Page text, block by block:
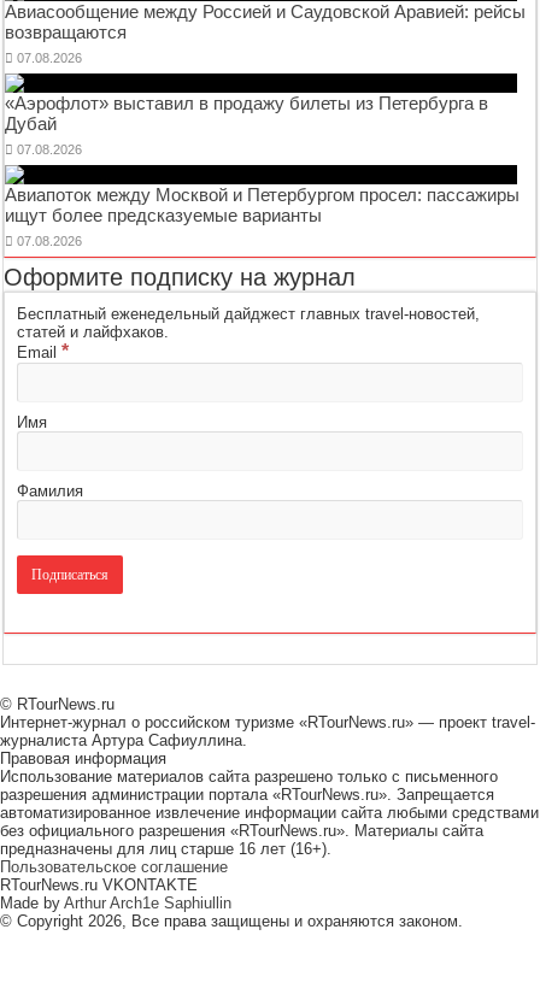
Авиасообщение между Россией и Саудовской Аравией: рейсы
возвращаются
07.08.2026
«Аэрофлот» выставил в продажу билеты из Петербурга в
Дубай
07.08.2026
Авиапоток между Москвой и Петербургом просел: пассажиры
ищут более предсказуемые варианты
07.08.2026
Оформите подписку на журнал
Бесплатный еженедельный дайджест главных travel-новостей,
статей и лайфхаков.
Email*
Имя
Фамилия
© RTourNews.ru
Интернет-журнал о российском туризме «RTourNews.ru» — проект travel-
журналиста Артура Сафиуллина.
Правовая информация
Использование материалов сайта разрешено только с письменного
разрешения администрации портала «RTourNews.ru». Запрещается
автоматизированное извлечение информации сайта любыми средствами
без официального разрешения «RTourNews.ru». Материалы сайта
предназначены для лиц старше 16 лет (16+).
Пользовательское соглашение
RTourNews.ru VKONTAKTE
Made by Arthur Arch1e Saphiullin
© Copyright 2026, Все права защищены и охраняются законом.